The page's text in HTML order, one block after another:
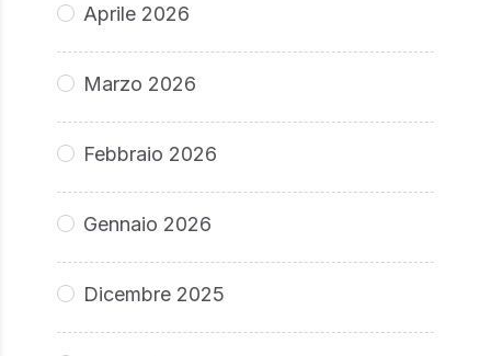
Aprile 2026
Marzo 2026
Febbraio 2026
Gennaio 2026
Dicembre 2025